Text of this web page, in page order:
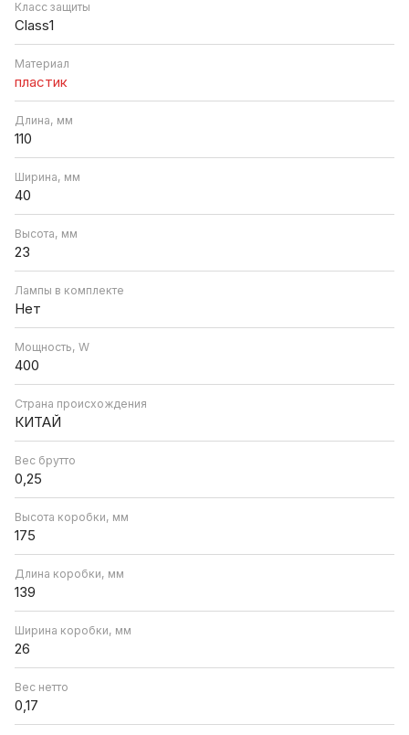
Класс защиты
Class1
Материал
пластик
Длина, мм
110
Ширина, мм
40
Высота, мм
23
Лампы в комплекте
Нет
Мощность, W
400
Страна происхождения
КИТАЙ
Вес брутто
0,25
Высота коробки, мм
175
Длина коробки, мм
139
Ширина коробки, мм
26
Вес нетто
0,17